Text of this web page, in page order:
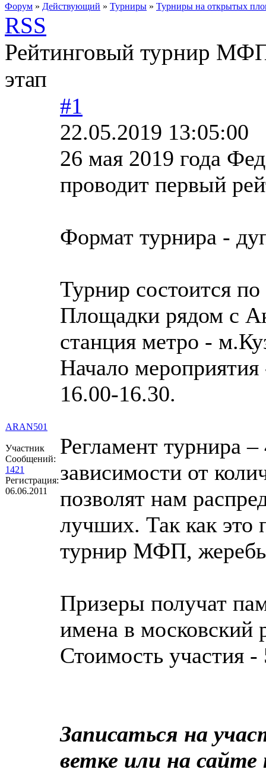
Форум » Действующий » Турниры » Турниры на открытых
RSS
Рейтинговый турнир
этап
ARAN501
Участник
Сообщений:
1421
Регистрация:
06.06.2011
#1
22.05.2019 13:05:00
26 мая 2019 года
проводит первый
Формат турнира -
Турнир состоится
Площадки рядом с
станция метро -
Начало
16.00-16.30.
Регламент турнира
зависимости от
позволят нам
лучших. Так как это
турнир МФП,
Призеры получат
имена в московский
Стоимость участия -
Записаться на
ветке или на сайте